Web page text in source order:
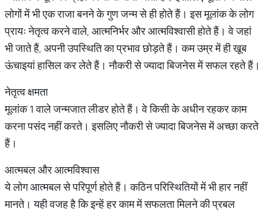
लोगों में भी एक राजा बनने के गुण जन्म से ही होते हैं। इस मूलांक के लोग
प्रायः नेतृत्व करने वाले, आत्मनिर्भर और आत्मविश्वासी होते हैं। वे जहां
भी जाते हैं, अपनी उपस्थिति का प्रभाव छोड़ते हैं। कम उम्र में ही खूब
ऊंचाइयां हासिल कर लेते हैं। नौकरी से ज्यादा बिजनेस में सफल रहते हैं।
नेतृत्व क्षमता
मूलांक 1 वाले जन्मजात लीडर होते हैं। वे किसी के अधीन रहकर काम
करना पसंद नहीं करते। इसलिए नौकरी से ज्यादा बिजनेस में अच्छा करते
हैं।
आत्मबल और आत्मविश्वास
ये लोग आत्मबल से परिपूर्ण होते हैं। कठिन परिस्थितियों में भी हार नहीं
मानते। यही वजह है कि इन्हें हर काम में सफलता मिलने की प्रबल